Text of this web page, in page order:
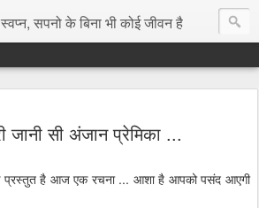
सपनो के बिना भी कोई जीवन है
जानी सी अंजान प्रेमिका ...
है आज एक रचना ... आशा है आपको पसंद आएगी